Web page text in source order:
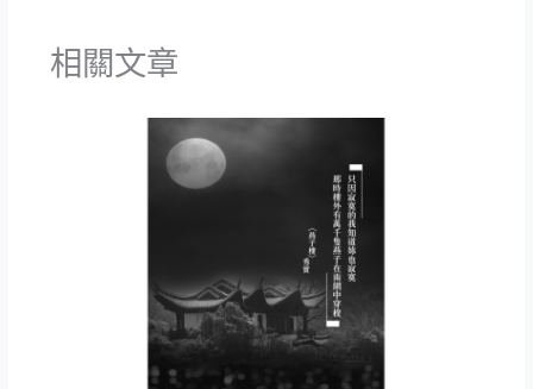
相關文章